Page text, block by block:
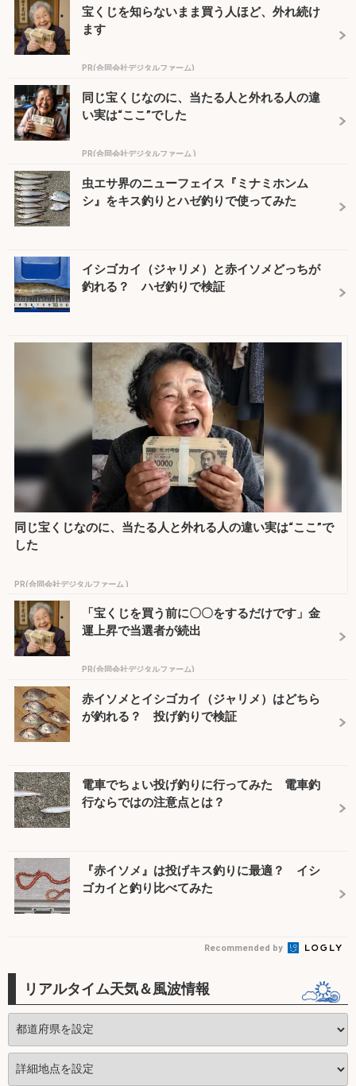
宝くじを知らないまま買う人ほど、外れ続け
ます
PR(合同会社デジタルファーム)
同じ宝くじなのに、当たる人と外れる人の違
い実は“ここ”でした
PR(合同会社デジタルファーム )
虫エサ界のニューフェイス『ミナミホンム
シ』をキス釣りとハゼ釣りで使ってみた
イシゴカイ（ジャリメ）と赤イソメどっちが
釣れる？ ハゼ釣りで検証
同じ宝くじなのに、当たる人と外れる人の違い実は“ここ”で
した
PR(合同会社デジタルファーム )
「宝くじを買う前に〇〇をするだけです」金
運上昇で当選者が続出
PR(合同会社デジタルファーム)
赤イソメとイシゴカイ（ジャリメ）はどちら
が釣れる？ 投げ釣りで検証
電車でちょい投げ釣りに行ってみた 電車釣
行ならではの注意点とは？
『赤イソメ』は投げキス釣りに最適？ イシ
ゴカイと釣り比べてみた
Recommended by
リアルタイム天気＆風波情報